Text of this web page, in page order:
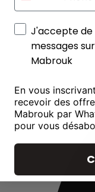
J'accepte de
J'accepte de
messages
Mabrouk
En vous
recevoir des
Mabrouk par
pour vous